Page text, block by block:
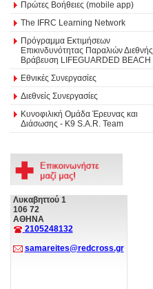
Πρώτες Βοήθειες (mobile app)
The IFRC Learning Network
Πρόγραμμα Εκτιμήσεων
Επικινδυνότητας Παραλιών Διεθνής
Βράβευση LIFEGUARDED BEACH
Εθνικές Συνεργασίες
Διεθνείς Συνεργασίες
Κυνοφιλική Ομάδα Έρευνας και
Διάσωσης - Κ9 S.A.R. Team
Λυκαβηττού 1
106 72
ΑΘΗΝΑ
2105248132
samareites@redcross.gr